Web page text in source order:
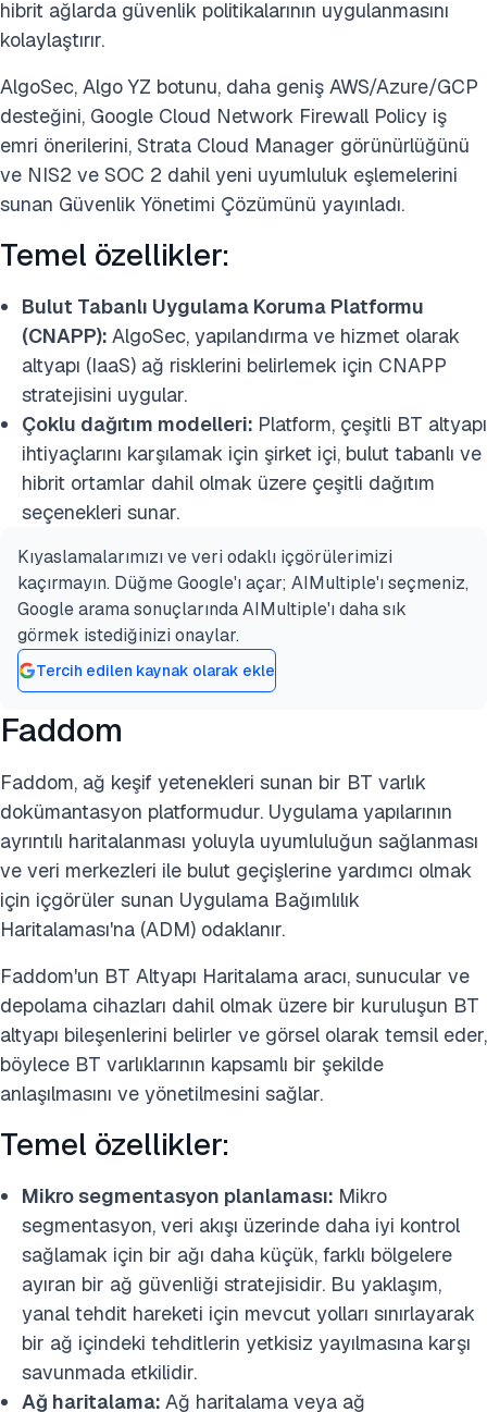
hibrit ağlarda güvenlik politikalarının uygulanmasını
kolaylaştırır.
AlgoSec, Algo YZ botunu, daha geniş AWS/Azure/GCP
desteğini, Google Cloud Network Firewall Policy iş
emri önerilerini, Strata Cloud Manager görünürlüğünü
ve NIS2 ve SOC 2 dahil yeni uyumluluk eşlemelerini
sunan Güvenlik Yönetimi Çözümünü yayınladı.
Temel özellikler:
Bulut Tabanlı Uygulama Koruma Platformu
(CNAPP): AlgoSec, yapılandırma ve hizmet olarak
altyapı (IaaS) ağ risklerini belirlemek için CNAPP
stratejisini uygular.
Çoklu dağıtım modelleri: Platform, çeşitli BT altyapı
ihtiyaçlarını karşılamak için şirket içi, bulut tabanlı ve
hibrit ortamlar dahil olmak üzere çeşitli dağıtım
seçenekleri sunar.
Kıyaslamalarımızı ve veri odaklı içgörülerimizi
kaçırmayın. Düğme Google'ı açar; AIMultiple'ı seçmeniz,
Google arama sonuçlarında AIMultiple'ı daha sık
görmek istediğinizi onaylar.
Tercih edilen kaynak olarak ekle
Faddom
Faddom, ağ keşif yetenekleri sunan bir BT varlık
dokümantasyon platformudur. Uygulama yapılarının
ayrıntılı haritalanması yoluyla uyumluluğun sağlanması
ve veri merkezleri ile bulut geçişlerine yardımcı olmak
için içgörüler sunan Uygulama Bağımlılık
Haritalaması'na (ADM) odaklanır.
Faddom'un BT Altyapı Haritalama aracı, sunucular ve
depolama cihazları dahil olmak üzere bir kuruluşun BT
altyapı bileşenlerini belirler ve görsel olarak temsil eder,
böylece BT varlıklarının kapsamlı bir şekilde
anlaşılmasını ve yönetilmesini sağlar.
Temel özellikler:
Mikro segmentasyon planlaması: Mikro
segmentasyon, veri akışı üzerinde daha iyi kontrol
sağlamak için bir ağı daha küçük, farklı bölgelere
ayıran bir ağ güvenliği stratejisidir. Bu yaklaşım,
yanal tehdit hareketi için mevcut yolları sınırlayarak
bir ağ içindeki tehditlerin yetkisiz yayılmasına karşı
savunmada etkilidir.
Ağ haritalama: Ağ haritalama veya ağ